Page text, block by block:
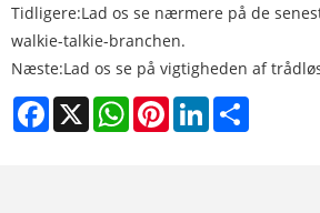
Tidligere:Lad os se nærmere på de
walkie-talkie-branchen.
Næste:Lad os se på vigtigheden af
Facebook
X WhatsAppPinterestLinkedIn